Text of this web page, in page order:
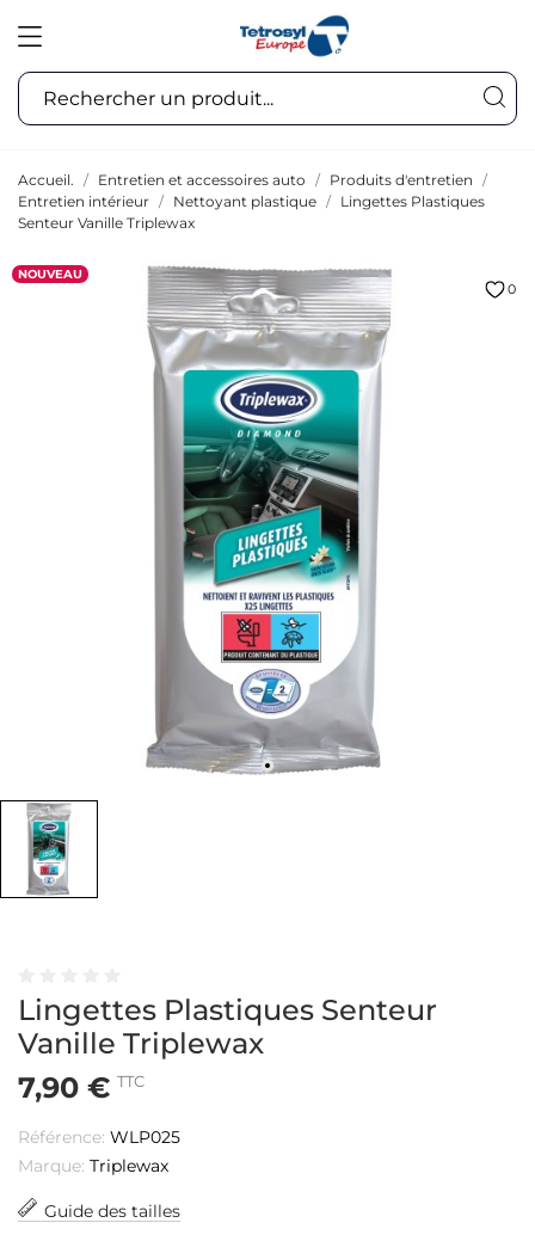
Accueil. Entretien et accessoires auto
Produits d'entretien
Entretien intérieur
Nettoyant plastique
Lingettes Plastiques
Senteur Vanille Triplewax
NOUVEAU
0
Lingettes Plastiques Senteur
Vanille Triplewax
7,90 € TTC
Référence: WLP025
Marque: Triplewax
Guide des tailles